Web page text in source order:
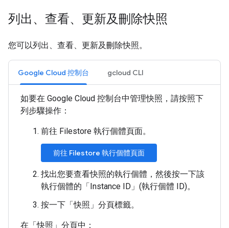
列出、查看、更新及刪除快照
您可以列出、查看、更新及刪除快照。
Google Cloud 控制台 gcloud CLI
如要在 Google Cloud 控制台中管理快照，請按照下
列步驟操作：
前往 Filestore 執行個體頁面。
前往 Filestore 執行個體頁面
找出您要查看快照的執行個體，然後按一下該
執行個體的「Instance ID」(執行個體 ID)。
按一下「快照」 分頁標籤。
在「快照」 分頁中：